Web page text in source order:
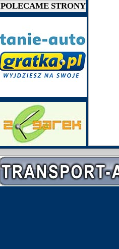
POLECAME STRONY